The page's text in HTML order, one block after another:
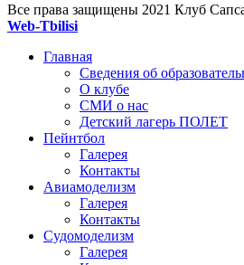
Все права защищены 2021 Клуб
Web-Tbilisi
Главная
Сведения об
О клубе
СМИ о нас
Детский лагерь ПОЛЕТ
Пейнтбол
Галерея
Контакты
Авиамоделизм
Галерея
Контакты
Судомоделизм
Галерея